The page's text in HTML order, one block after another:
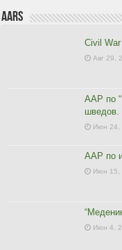
AARs
Civil
Авг 29,
ААР по
шведов.
Июн 24,
ААР по
Июн 15,
Июн 4,